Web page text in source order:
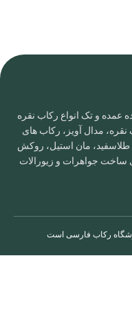
عمده و تک انواع رکاب نقره
نقره، مدال آویز، رکاب های
مان استیل، روکش
ساخت جواهرات و زیورالات
رکاب فارسی است